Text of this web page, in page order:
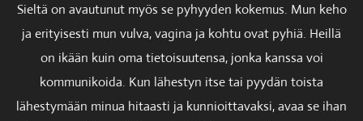
Sieltä on avautunut myös se pyhyyden kokemus. Mun keho
ja erityisesti mun vulva, vagina ja kohtu ovat pyhiä. Heillä
on ikään kuin oma tietoisuutensa, jonka kanssa voi
kommunikoida. Kun lähestyn itse tai pyydän toista
lähestymään minua hitaasti ja kunnioittavaksi, avaa se ihan